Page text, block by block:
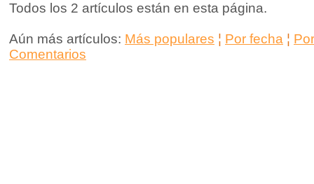
Todos los 2 artículos están en esta página.
Aún más artículos: Más populares ¦ Por fecha ¦
Comentarios